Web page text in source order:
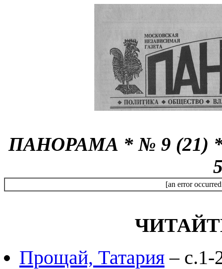
ПАНОРАМА * № 9 (21) *
[an error
Прощай, Татария – с.1-